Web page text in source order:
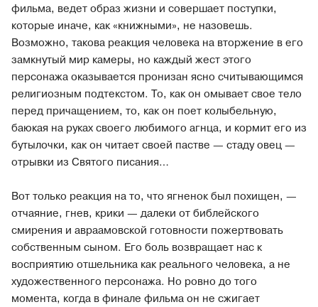
фильма, ведет образ жизни и совершает поступки,
которые иначе, как «книжными», не назовешь.
Возможно, такова реакция человека на вторжение в его
замкнутый мир камеры, но каждый жест этого
персонажа оказывается пронизан ясно считывающимся
религиозным подтекстом. То, как он омывает свое тело
перед причащением, то, как он поет колыбельную,
баюкая на руках своего любимого агнца, и кормит его из
бутылочки, как он читает своей пастве — стаду овец —
отрывки из Святого писания…
Вот только реакция на то, что ягненок был похищен, —
отчаяние, гнев, крики — далеки от библейского
смирения и авраамовской готовности пожертвовать
собственным сыном. Его боль возвращает нас к
восприятию отшельника как реального человека, а не
художественного персонажа. Но ровно до того
момента, когда в финале фильма он не сжигает